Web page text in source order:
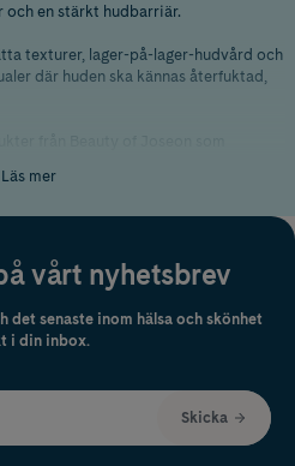
och en stärkt hudbarriär.
texturer, lager-på-lager-hudvård och
där huden ska kännas återfuktad,
hudvård med ingredienser som
grönt plommonextrakt och
till att stärka hudbarriären och ge
från Beauty
Läs mer
vårt nyhetsbrev
det senaste inom hälsa och skönhet
i din inbox.
Skicka